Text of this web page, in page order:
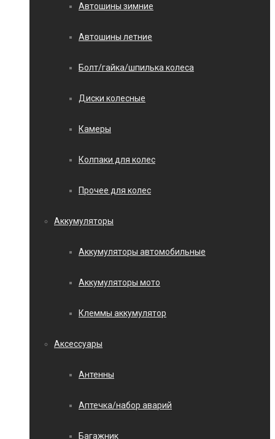
Автошины зимние
Автошины летние
Болт/гайка/шпилька колеса
Диски колесные
Камеры
Колпаки для колес
Прочее для колес
Аккумуляторы
Аккумуляторы автомобильные
Аккумуляторы мото
Клеммы аккумулятор
Аксессуары
Антенны
Аптечка/набор аварий
Багажник